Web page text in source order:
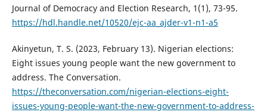
Journal of Democracy and Election Research, 1(1), 73-95.
https://hdl.handle.net/10520/ejc-aa_ajder-v1-n1-a5
Akinyetun, T. S. (2023, February 13). Nigerian elections:
Eight issues young people want the new government to
address. The Conversation.
https://theconversation.com/nigerian-elections-eight-
issues-young-people-want-the-new-government-to-address-